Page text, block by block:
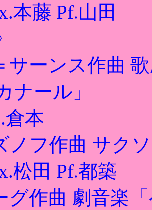
藤 Pf.山田
サーンス作曲
ナール」
本
ノフ作曲 サク
田 Pf.都築
グ作曲 劇音楽